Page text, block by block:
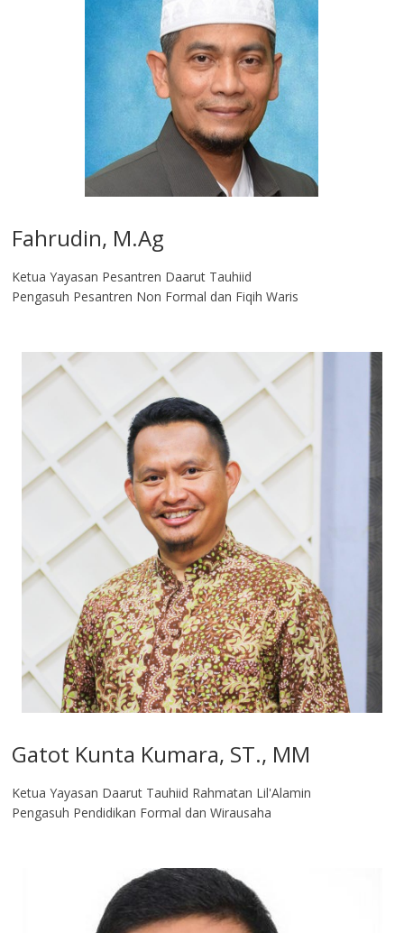
Fahrudin, M.Ag​
Ketua Yayasan Pesantren Daarut Tauhiid
Pengasuh Pesantren Non Formal dan Fiqih Waris
Gatot Kunta Kumara, ST., MM
Ketua Yayasan Daarut Tauhiid Rahmatan Lil'Alamin
Pengasuh Pendidikan Formal dan Wirausaha